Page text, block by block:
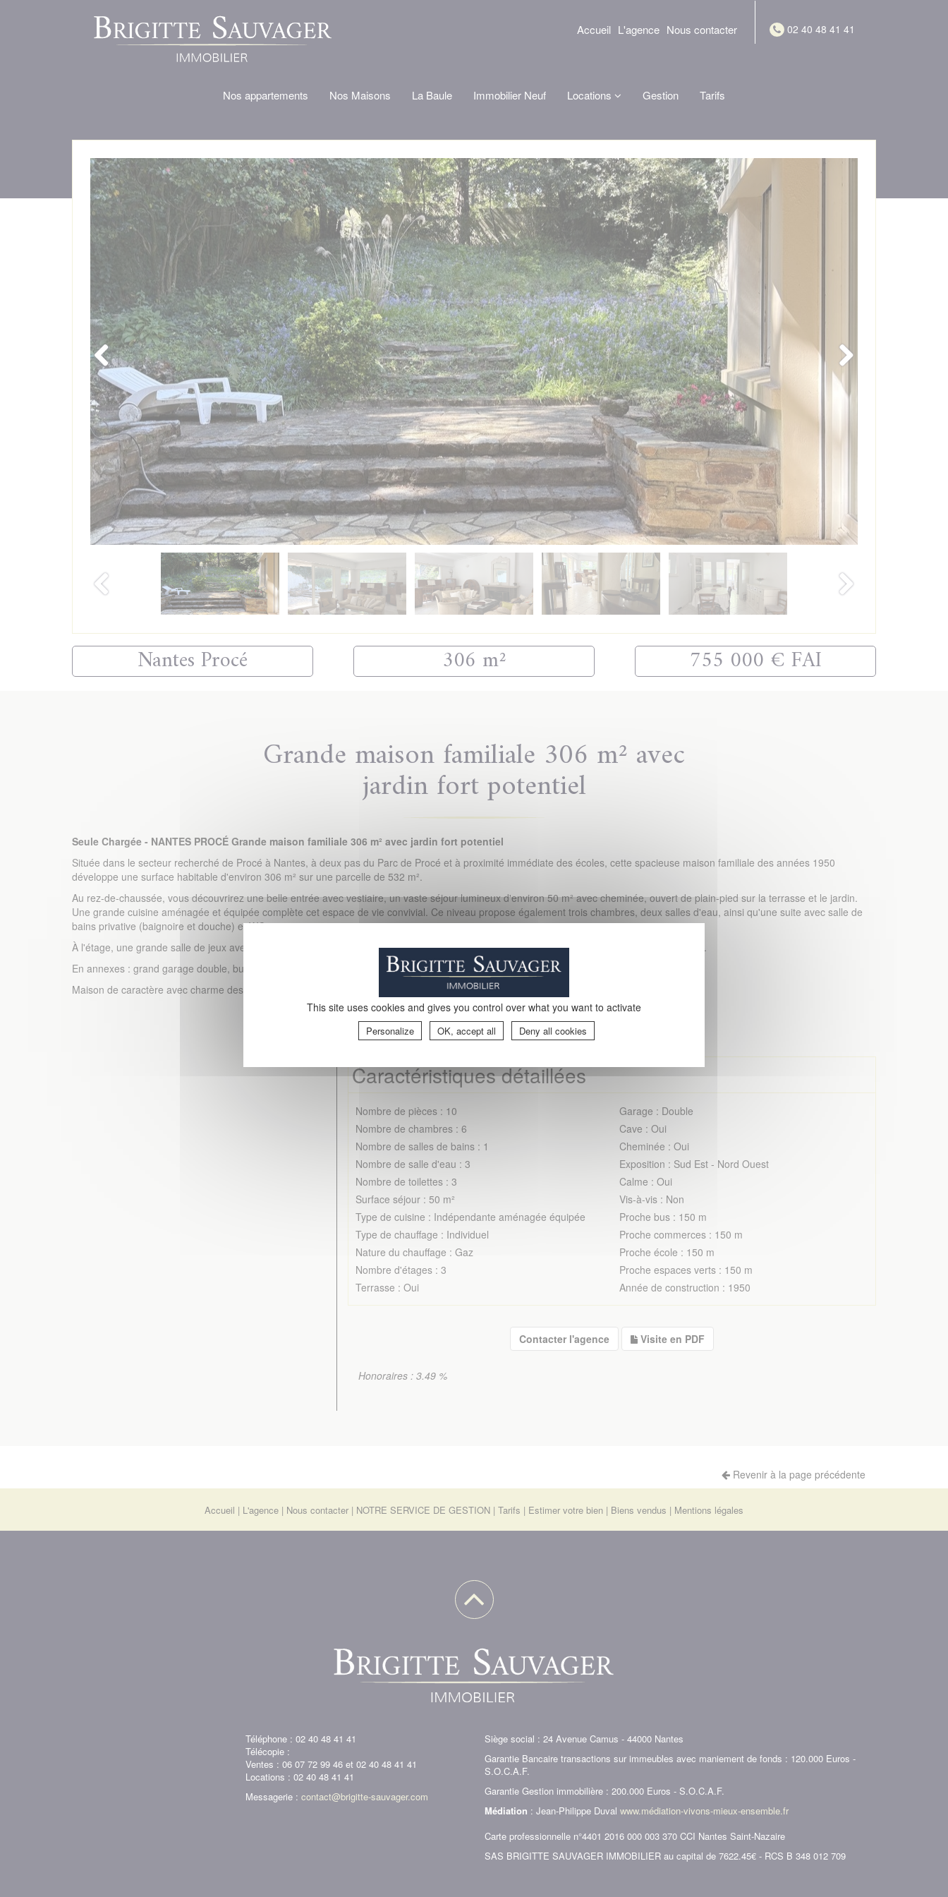
Accueil L'agence Nous contacter 02 40 48 41 41
Nos appartements Nos Maisons La Baule Immobilier Neuf Locations Gestion Tarifs
Nantes Procé 306 m² 755 000 € FAI
Grande maison familiale 306 m² avec
jardin fort potentiel
Seule Chargée - NANTES PROCÉ Grande maison familiale 306 m² avec jardin fort potentiel
Située dans le secteur recherché de Procé à Nantes, à deux pas du Parc de Procé et à proximité immédiate des écoles, cette spacieuse maison familiale des années 1950
développe une surface habitable d'environ 306 m² sur une parcelle de 532 m².
Au rez-de-chaussée, vous découvrirez une belle entrée avec vestiaire, un vaste séjour lumineux d'environ 50 m² avec cheminée, ouvert de plain-pied sur la terrasse et le jardin.
Une grande cuisine aménagée et équipée complète cet espace de vie convivial. Ce niveau propose également trois chambres, deux salles d'eau, ainsi qu'une suite avec salle de
bains privative (baignoire et douche) et WC.
À l'étage, une grande salle de jeux avec accès à une terrasse, deux belles chambres supplémentaires, une salle d'eau et un WC indépendant.
En annexes : grand garage double, bureau, buanderie, chaufferie et cave.
Maison de caractère avec charme des années 50 conservé, beaux volumes et fort potentiel. Emplacement privilégié à Nantes Procé
Caractéristiques détaillées
Nombre de pièces : 10
Nombre de chambres : 6
Nombre de salles de bains : 1
Nombre de salle d'eau : 3
Nombre de toilettes : 3
Surface séjour : 50 m²
Type de cuisine : Indépendante aménagée équipée
Type de chauffage : Individuel
Nature du chauffage : Gaz
Nombre d'étages : 3
Terrasse : Oui
Garage : Double
Cave : Oui
Cheminée : Oui
Exposition : Sud Est - Nord Ouest
Calme : Oui
Vis-à-vis : Non
Proche bus : 150 m
Proche commerces : 150 m
Proche école : 150 m
Proche espaces verts : 150 m
Année de construction : 1950
Contacter l'agence Visite en PDF
Honoraires : 3.49 %
Revenir à la page précédente
Accueil L'agence Nous contacter NOTRE SERVICE DE GESTION Tarifs Estimer votre bien Biens vendus Mentions légales
Téléphone : 02 40 48 41 41
Télécopie :
Ventes : 06 07 72 99 46 et 02 40 48 41 41
Locations : 02 40 48 41 41
Messagerie :contact@brigitte-sauvager.com
Siège social : 24 Avenue Camus - 44000 Nantes
Garantie Bancaire transactions sur immeubles avec maniement de fonds : 120.000 Euros -
S.O.C.A.F.
Garantie Gestion immobilière : 200.000 Euros - S.O.C.A.F.
Médiation : Jean-Philippe Duval www.médiation-vivons-mieux-ensemble.fr
Carte professionnelle n°4401 2016 000 003 370 CCI Nantes Saint-Nazaire
SAS BRIGITTE SAUVAGER IMMOBILIER au capital de 7622.45€ - RCS B 348 012 709
This site uses cookies and gives you control over what you want to activate
Personalize OK, accept all Deny all cookies